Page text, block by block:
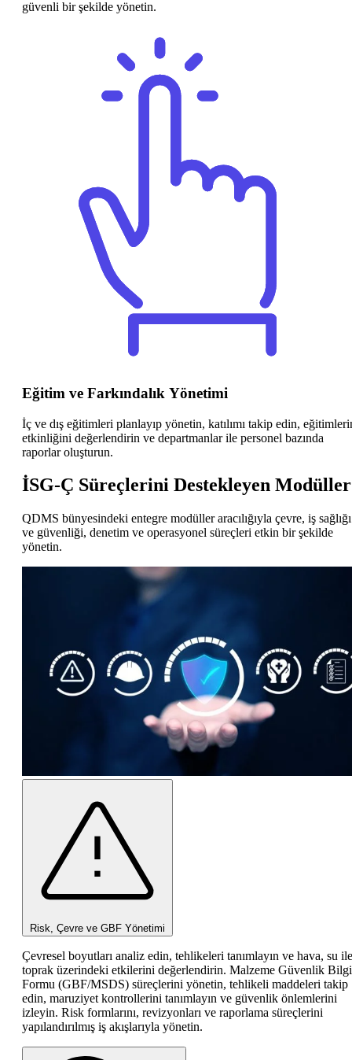
güvenli bir şekilde yönetin.
Eğitim ve Farkındalık Yönetimi
İç ve dış eğitimleri planlayıp yönetin, katılımı takip edin,
etkinliğini değerlendirin ve departmanlar ile personel bazında
raporlar oluşturun.
İSG-Ç Süreçlerini Destekleyen Modüller
QDMS bünyesindeki entegre modüller aracılığıyla çevre, iş sağlığı
ve güvenliği, denetim ve operasyonel süreçleri etkin bir şekilde
yönetin.
Risk, Çevre ve GBF Yönetimi
Çevresel boyutları analiz edin, tehlikeleri tanımlayın ve hava, su ile
toprak üzerindeki etkilerini değerlendirin. Malzeme Güvenlik Bilgi
Formu (GBF/MSDS) süreçlerini yönetin, tehlikeli maddeleri takip
edin, maruziyet kontrollerini tanımlayın ve güvenlik önlemlerini
izleyin. Risk formlarını, revizyonları ve raporlama süreçlerini
yapılandırılmış iş akışlarıyla yönetin.